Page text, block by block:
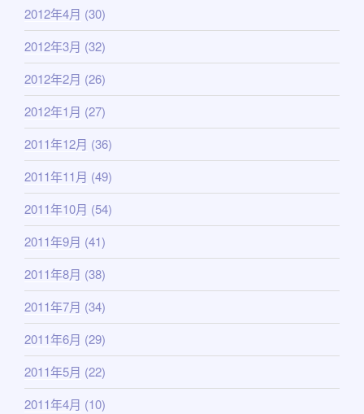
2012年4月 (30)
2012年3月 (32)
2012年2月 (26)
2012年1月 (27)
2011年12月 (36)
2011年11月 (49)
2011年10月 (54)
2011年9月 (41)
2011年8月 (38)
2011年7月 (34)
2011年6月 (29)
2011年5月 (22)
2011年4月 (10)